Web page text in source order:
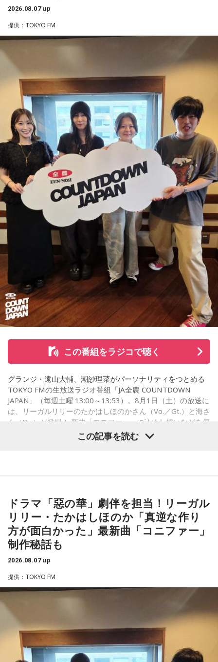
＜例＞
・家の照明、指パッチンで消してそうランキング
・コンビニで「温めますか？」とか「レジ袋はいります
グ
・渋谷のギャル1000人に聴きました「愛用してるタブレット
端末めっちゃデカそう」ランキング
こんな感じで、中島健人を1位にランクインさせてください。
※ メールの件名は「ランキング」でお願いします。
■番組タイトル：ニッポン放送『中島健人のオールナイトニッ
ポン』
■放送日時：2026年8月14日（金） 25時～27時 （15日
（土）午前1時〜3時）
ニッポン放送をキーステーションに全国ネットで放送
■パーソナリティ：中島健人
■メールアドレス：
kenty@allnightnippon.com
■番組公式X：@Ann_Since1967
■番組ハッシュタグ：#中島健人ANN
■募集メール
TVアニメ『逃げ上手の若君』第2期オープニングテーマ「鬼
事」。中島健人はこの「鬼事」を「日々のイラッとした出来
事」や「心がザワザワした、モヤモヤした事」を表す言葉と
してカジュアルに使っています。そんな、あなたの周りで起
きた「鬼事」を教えてください。
中島健人が、どう立ち回ればよかったのか手を差し伸べま
す。
※ メールの件名は「鬼事」でお願いします。
◎コーナー『人生アイズ相談ドラゴン』
「仕事場の上司、良い人なんだけどここが好きになれなく
て…」
「友人と遊んだ時に言われたあの一言がずっとモヤモヤして
「優柔不断な性格のせいで、こんな事が…」
あなたの人生相談を送ってください。その相談を受け、中島
健人が遊戯王の話をします。
※ メールの件名は「決闘」でお願いします。
◎「中島健人イメージランキング」
街の人に調査したら、中島健人が1位にランクインしそうな
「ランキングのタイトルだけ」を送ってきてください。
・家の照明、指パッチンで消してそうランキング
・コンビニで「温めますか？」とか「レジ袋はいります
か？」とか聞かれる前に全部先に言ってきそうな男ランキン
グ
・渋谷のギャル1000人に聴きました「愛用してるタブレット
■番組タイトル：ニッポン放送『中島健人のオールナイトニッ
ポン』
■放送日時：2026年8月14日（金） 25時～27時 （15日
（土）午前1時〜3時）
ニッポン放送をキーステーションに全国ネットで放送
■パーソナリティ：中島健人
■メールアドレス：
■番組公式X：@Ann_Since1967
■番組ハッシュタグ：#中島健人ANN
2026.08.07 up
提供：TOKYO FM
この番組をラジコで聴く
グランジ・遠山大輔、潮紗理菜がパーソナリティをつとめる
TOKYO FMの生放送ラジオ番組「JA全農 COUNTDOWN
JAPAN」（毎週土曜 13:00～13:53）。8月1日（土）の放送に
は、リーガルリリーのたかはしほのかさん（Vo.／Gt.）と海さ
ん（Ba.）が登場！ 新曲「コニファー」に込めた想いなどを伺
◆“真逆な作り方”で楽曲制作
リーガルリリーは高校在学時から注目を集め、国内大型ロッ
クフェスにも多数出演するだけでなく、アメリカで開催され
た世界最大級の音楽フェスティバル「SXSW（サウス・バイ・
サウスウエスト）」の出演や中国ツアーの開催など、海外で
のライブも経験。そのほか、2019年公開の映画「惡の華」で
は主題歌と劇中歌を担当し、今年4月から放送されたテレビド
ラマ版「惡の華」では、たかはしほのかさんが劇伴を担当。
そして、今秋には初のアジアツアーの開催が決定していま
す。
遠山：僕は「惡の華」が好きで、（テレビドラマ版ではW主
この記事を読む
ドラマ「惡の華」劇伴を担当！リーガル
リリー・たかはしほのか「真逆な作り
方が面白かった」最新曲「コニファー」
制作秘話も
2026.08.07 up
提供：TOKYO FM